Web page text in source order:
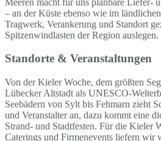
– an der Küste ebenso wie im
Tragwerk, Verankerung und Standort
Spitzenwindlasten der Region auslegen.
Standorte & Veranstaltungen
Von der Kieler Woche, dem größten
Lübecker Altstadt als UNESCO-
Seebädern von Sylt bis Fehmarn zieht
und Veranstalter an, dazu kommt eine
Strand- und Stadtfesten. Für die Kieler
Caterings und Firmenevents liefern wir